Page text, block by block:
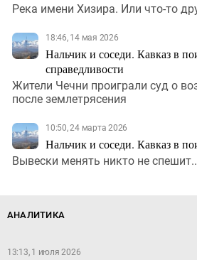
Река имени Хизира. Или что-то
18:46, 14 мая 2026
Нальчик и соседи. Кавказ в
справедливости
Жители Чечни проиграли суд о
после землетрясения
10:50, 24 марта 2026
Нальчик и соседи. Кавказ в
Вывески менять никто не
АНАЛИТИКА
13:13, 1 июля 2026